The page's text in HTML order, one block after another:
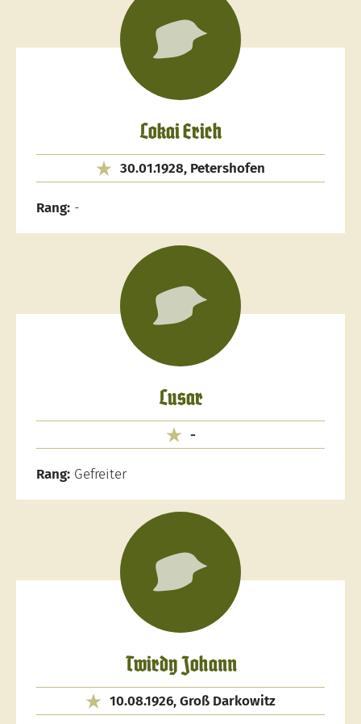
Lokai Erich
30.01.1928, Petershofen
Rang: -
Lusar
-
Rang: Gefreiter
Twirdy Johann
10.08.1926, Groß Darkowitz